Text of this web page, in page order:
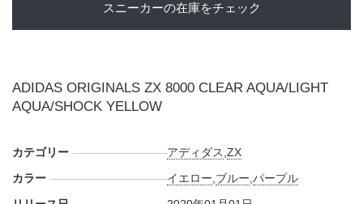
スニーカーの在庫をチェック
ADIDAS ORIGINALS ZX 8000 CLEAR AQUA/LIGHT
AQUA/SHOCK YELLOW
カテゴリー アディダス ,ZX
カラー
イエロー ブルー ,パープル